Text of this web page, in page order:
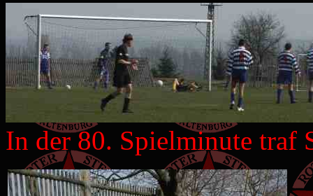
In der 80. Spielminute traf